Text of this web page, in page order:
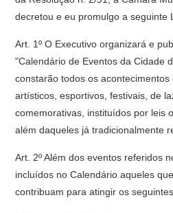
decretou e eu promulgo a seguinte
Art. 1º O Executivo organizará e
"Calendário de Eventos da Cidade
constarão todos os acontecimentos
artísticos, esportivos, festivais, de
comemorativas, instituídos por leis
além daqueles já tradicionalmente
Art. 2º Além dos eventos referidos
incluídos no Calendário aqueles
contribuam para atingir os